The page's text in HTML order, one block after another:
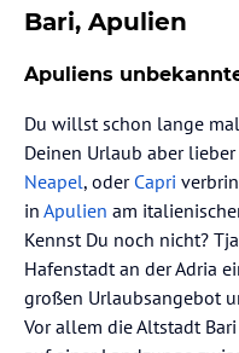
Bari, Apulien
Apuliens
Du willst schon lange
Deinen Urlaub aber
Neapel, oder Capri
in Apulien am
Kennst Du noch nicht?
Hafenstadt an der Adria
großen Urlaubsangebot
Vor allem die Altstadt